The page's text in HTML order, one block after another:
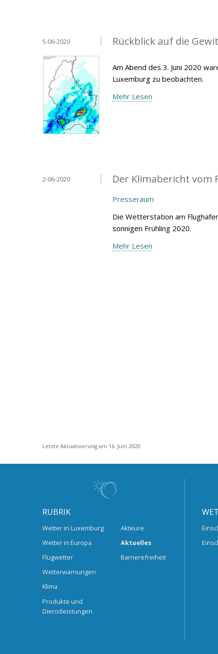
Rückblick auf die
5-06-2020
Am Abend des 3. Juni 2020
Luxemburg zu beobachten.
Mehr Lesen
Der Klimabericht vom
2-06-2020
Presseraum
Die Wetterstation am
sonnigen Frühling 2020.
Mehr Lesen
Letzte Aktualisierung am 16. Juni 2020
RUBRIK
Wetter in Luxemburg
Wetter in Europa
Flugwetter
Wetterwarnungen
Klima
Produkte und
Dienstleistungen
Akteure
Aktuelles
Barrierefreiheit